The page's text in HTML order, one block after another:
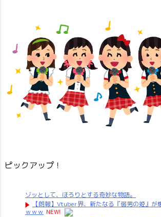
ピックアップ！
ゾッとして、ほろりとする奇妙な物語。
【朗報】Vtuber界、新たなる『弱男の姫』が
ｗｗｗ NEW!